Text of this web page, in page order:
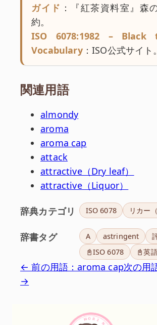
ガイド ：『紅茶資料室』森
約。
ISO 6078:1982 –
Vocabulary：ISO公式サイト。
関連用語
almondy
aroma
aroma cap
attack
attractive（Dry leaf）
attractive（Liquor）
辞典カテゴリ ISO 6078 リカー
辞書タグ A astringent
📓ISO 6078
📓英
← 前の用語：aroma cap次の用
→